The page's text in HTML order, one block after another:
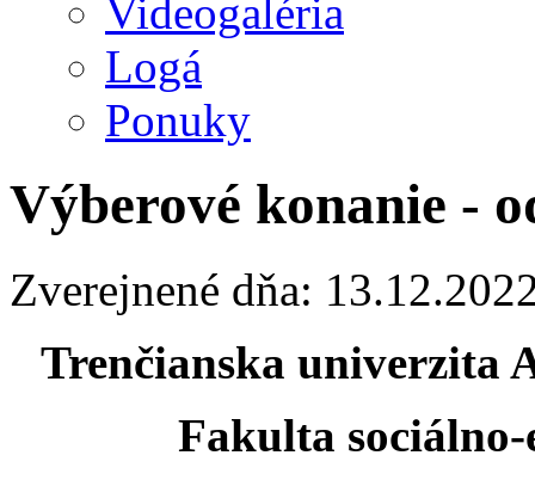
Videogaléria
Logá
Ponuky
Výberové konanie -
Zverejnené dňa:
Trenčianska univerzita
Fakulta